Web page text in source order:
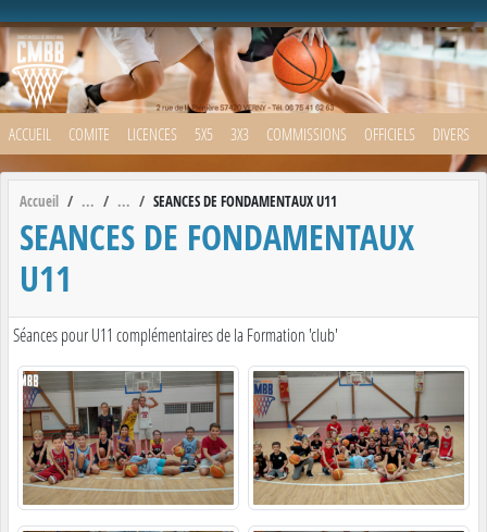
ACCUEIL COMITE LICENCES 5X5 3X3 COMMISSIONS OFFICIELS DIVERS
Accueil SEANCES DE FONDAMENTAUX U11
SEANCES DE FONDAMENTAUX
U11
Séances pour U11 complémentaires de la Formation 'club'